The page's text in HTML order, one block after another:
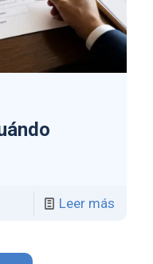
Leer más